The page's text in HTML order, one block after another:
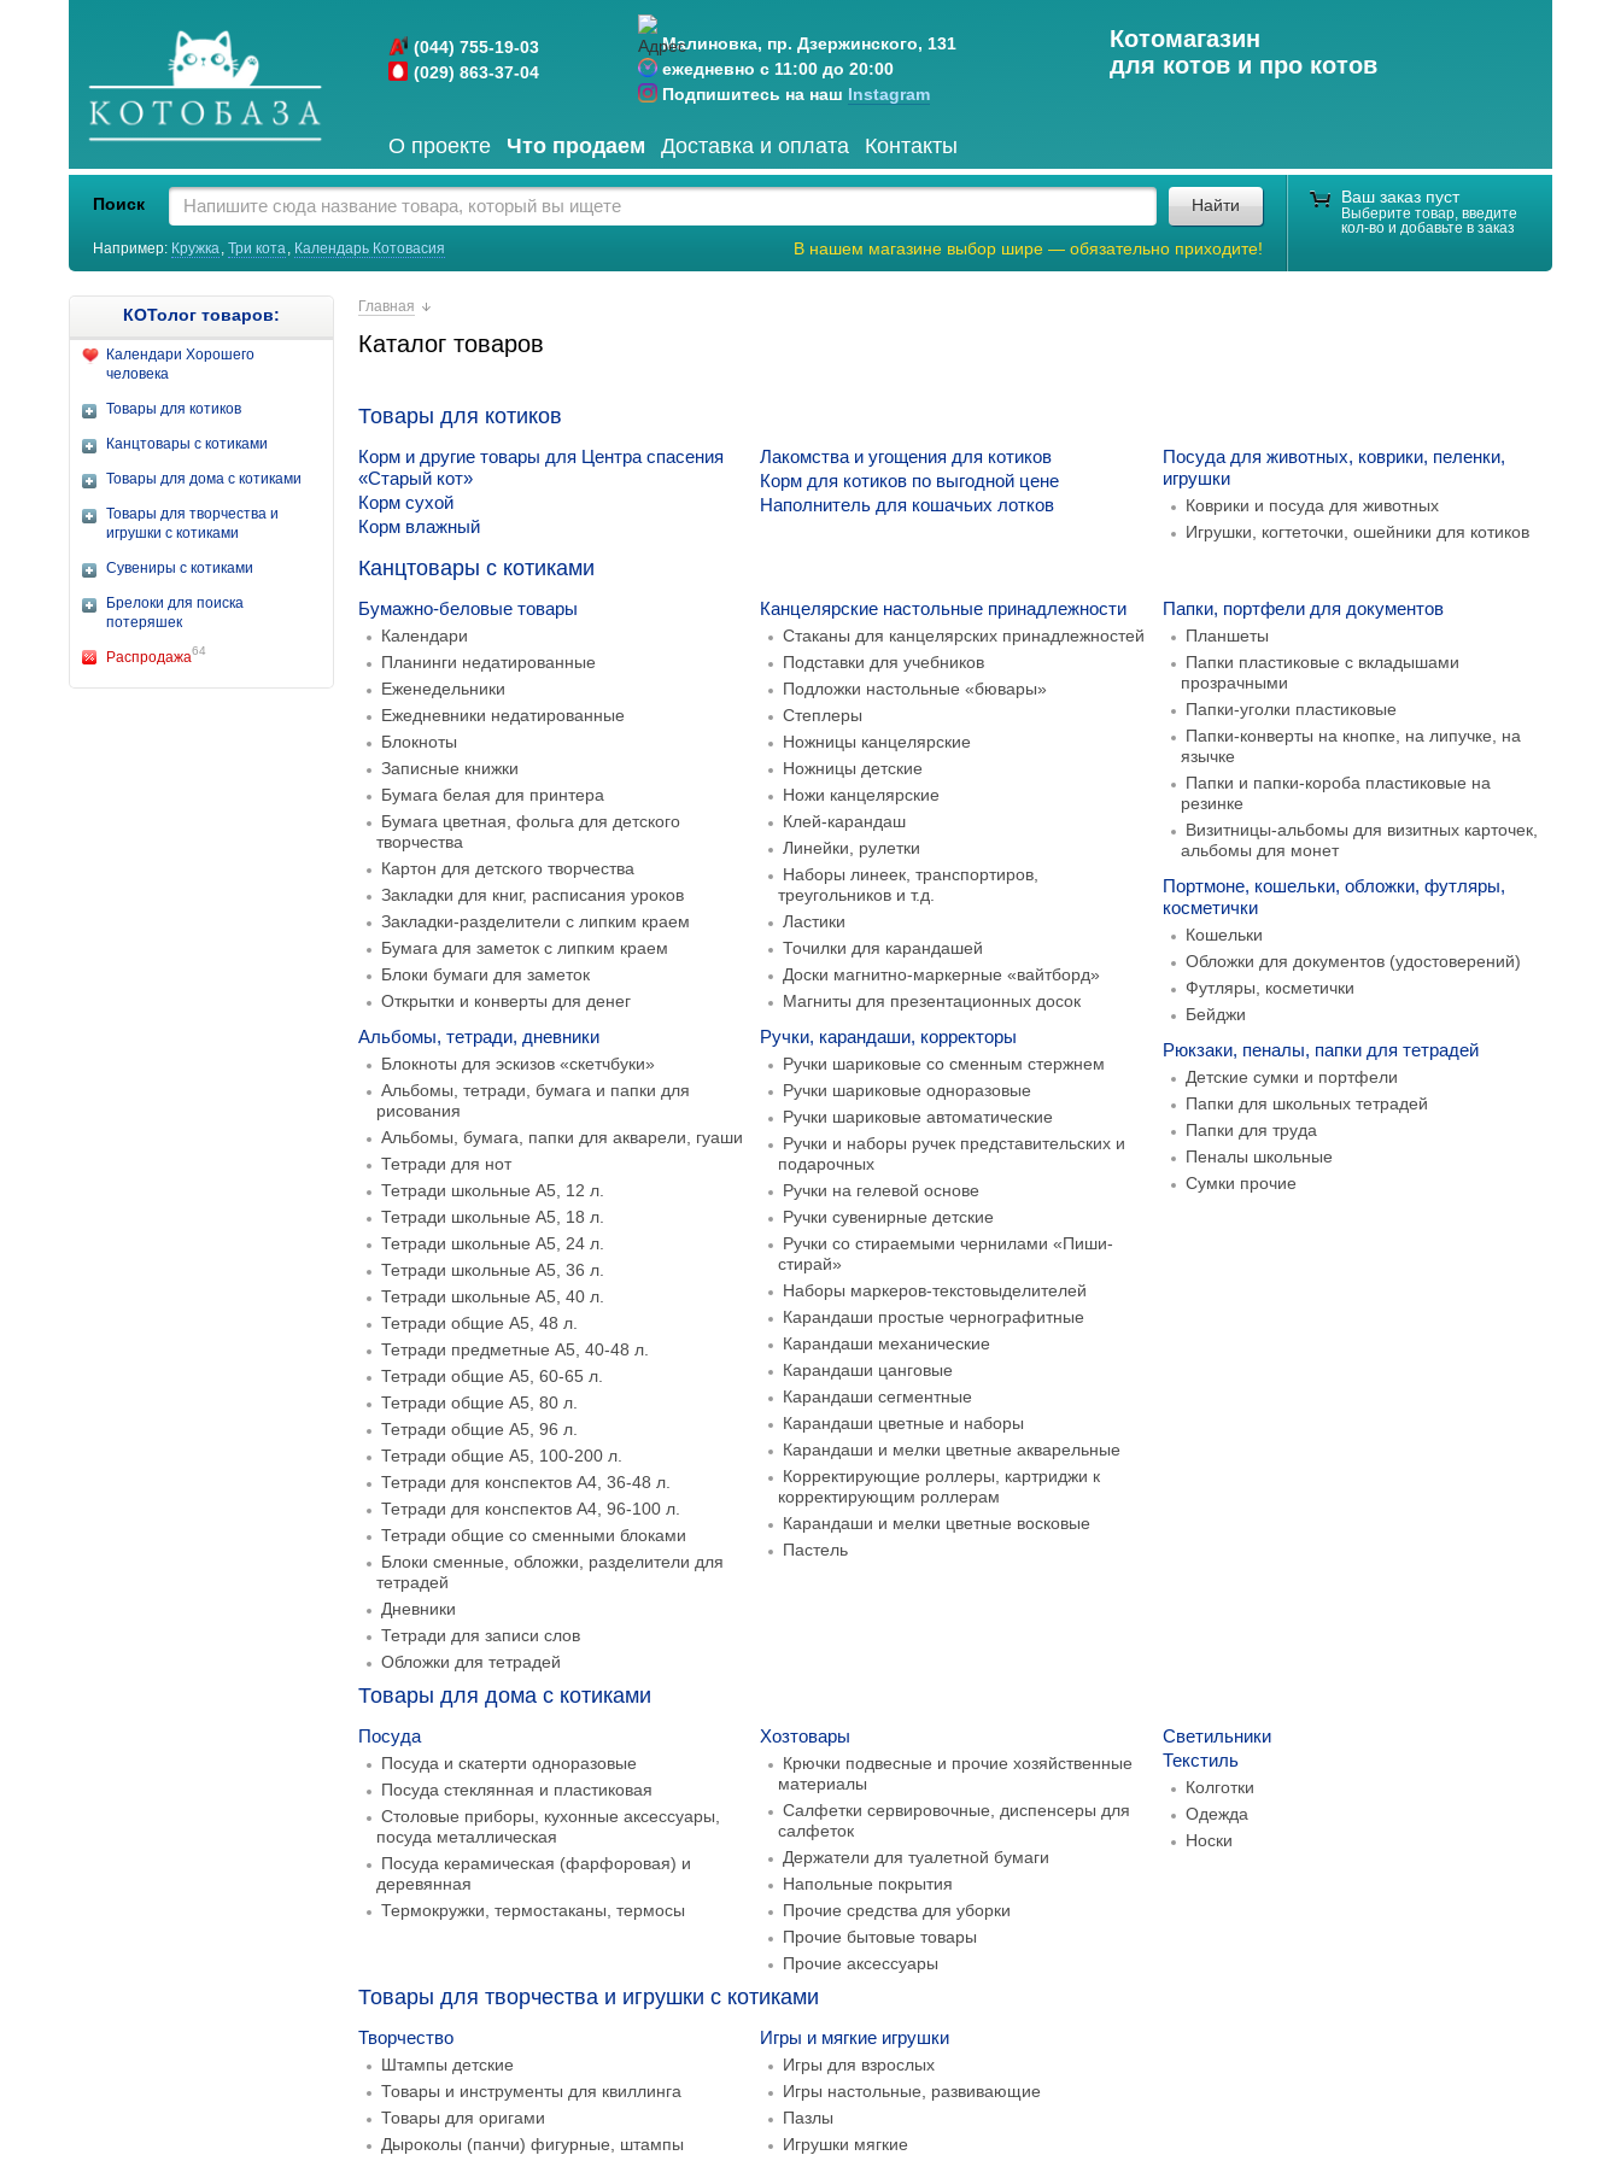
(044) 755-19-03
(029) 863-37-04
Малиновка, пр. Дзержинского, 131
ежедневно с 11:00 до 20:00
Подпишитесь на наш Instagram
Котомагазин
для котов и про котов
О проекте Что продаем Доставка и оплата Контакты
Поиск Ваш заказ пуст
Выберите товар, введите
кол-во и добавьте в заказ
Найти
В нашем магазине выбор шире — обязательно приходите!
Например: Кружка, Три кота, Календарь Котовасия
КОТолог товаров:
Календари Хорошего
человека
Товары для котиков
Канцтовары с котиками
Товары для дома с котиками
Товары для творчества и
игрушки с котиками
Сувениры с котиками
Брелоки для поиска
потеряшек
Распродажа64
Главная
Каталог товаров
Товары для котиков
Корм и другие товары для Центра спасения
«Старый кот»
Корм сухой
Корм влажный
Лакомства и угощения для котиков
Корм для котиков по выгодной цене
Наполнитель для кошачьих лотков
Посуда для животных, коврики, пеленки,
игрушки
Коврики и посуда для животных
Игрушки, когтеточки, ошейники для котиков
Канцтовары с котиками
Бумажно-беловые товары
Календари
Планинги недатированные
Еженедельники
Ежедневники недатированные
Блокноты
Записные книжки
Бумага белая для принтера
Бумага цветная, фольга для детского
творчества
Картон для детского творчества
Закладки для книг, расписания уроков
Закладки-разделители с липким краем
Бумага для заметок с липким краем
Блоки бумаги для заметок
Открытки и конверты для денег
Альбомы, тетради, дневники
Блокноты для эскизов «скетчбуки»
Альбомы, тетради, бумага и папки для
рисования
Альбомы, бумага, папки для акварели, гуаши
Тетради для нот
Тетради школьные А5, 12 л.
Тетради школьные А5, 18 л.
Тетради школьные А5, 24 л.
Тетради школьные А5, 36 л.
Тетради школьные А5, 40 л.
Тетради общие А5, 48 л.
Тетради предметные А5, 40-48 л.
Тетради общие А5, 60-65 л.
Тетради общие А5, 80 л.
Тетради общие А5, 96 л.
Тетради общие А5, 100-200 л.
Тетради для конспектов А4, 36-48 л.
Тетради для конспектов А4, 96-100 л.
Тетради общие со сменными блоками
Блоки сменные, обложки, разделители для
тетрадей
Дневники
Тетради для записи слов
Обложки для тетрадей
Канцелярские настольные принадлежности
Стаканы для канцелярских принадлежностей
Подставки для учебников
Подложки настольные «бювары»
Степлеры
Ножницы канцелярские
Ножницы детские
Ножи канцелярские
Клей-карандаш
Линейки, рулетки
Наборы линеек, транспортиров,
треугольников и т.д.
Ластики
Точилки для карандашей
Доски магнитно-маркерные «вайтборд»
Магниты для презентационных досок
Ручки, карандаши, корректоры
Ручки шариковые со сменным стержнем
Ручки шариковые одноразовые
Ручки шариковые автоматические
Ручки и наборы ручек представительских и
подарочных
Ручки на гелевой основе
Ручки сувенирные детские
Ручки со стираемыми чернилами «Пиши-
стирай»
Наборы маркеров-текстовыделителей
Карандаши простые чернографитные
Карандаши механические
Карандаши цанговые
Карандаши сегментные
Карандаши цветные и наборы
Карандаши и мелки цветные акварельные
Корректирующие роллеры, картриджи к
корректирующим роллерам
Карандаши и мелки цветные восковые
Пастель
Папки, портфели для документов
Планшеты
Папки пластиковые с вкладышами
прозрачными
Папки-уголки пластиковые
Папки-конверты на кнопке, на липучке, на
язычке
Папки и папки-короба пластиковые на
резинке
Визитницы-альбомы для визитных карточек,
альбомы для монет
Портмоне, кошельки, обложки, футляры,
косметички
Кошельки
Обложки для документов (удостоверений)
Футляры, косметички
Бейджи
Рюкзаки, пеналы, папки для тетрадей
Детские сумки и портфели
Папки для школьных тетрадей
Папки для труда
Пеналы школьные
Сумки прочие
Товары для дома с котиками
Посуда
Посуда и скатерти одноразовые
Посуда стеклянная и пластиковая
Столовые приборы, кухонные аксессуары,
посуда металлическая
Посуда керамическая (фарфоровая) и
деревянная
Термокружки, термостаканы, термосы
Хозтовары
Крючки подвесные и прочие хозяйственные
материалы
Салфетки сервировочные, диспенсеры для
салфеток
Держатели для туалетной бумаги
Напольные покрытия
Прочие средства для уборки
Прочие бытовые товары
Прочие аксессуары
Светильники
Текстиль
Колготки
Одежда
Носки
Товары для творчества и игрушки с котиками
Творчество
Штампы детские
Товары и инструменты для квиллинга
Товары для оригами
Дыроколы (панчи) фигурные, штампы
Игры и мягкие игрушки
Игры для взрослых
Игры настольные, развивающие
Пазлы
Игрушки мягкие